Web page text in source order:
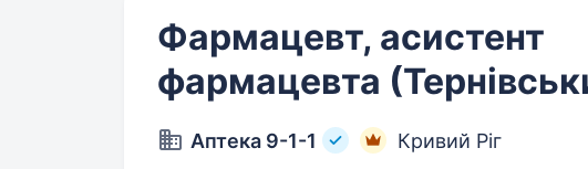
Фармацевт, асистент
фармацевта
Аптека 9-1-1 Кривий Ріг